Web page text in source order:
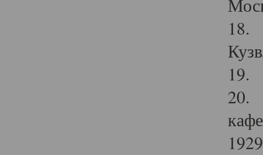
18.
19.
20.